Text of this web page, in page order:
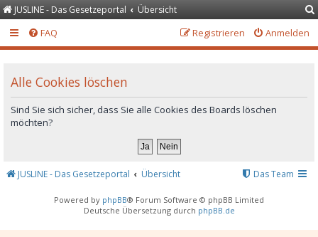
JUSLINE - Das Gesetzeportal Übersicht
FAQ Anmelden
Registrieren
Alle Cookies löschen
Sind Sie sich sicher, dass Sie alle Cookies des Boards löschen
möchten?
JUSLINE - Das Gesetzeportal Übersicht Das Team
Powered by phpBB® Forum Software © phpBB Limited
Deutsche Übersetzung durch phpBB.de